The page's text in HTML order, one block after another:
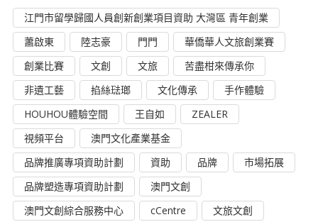
江門市留學歸國人員創新創業項目資助 大灣區 青年創業
蕭啟東
陸志豪 門門
華僑華人文旅創業賽
創業比賽
文創 文旅
苦盡柑來傳承你
非遺工藝
掐絲琺瑯 文化傳承
手作體驗
HOUHOU體驗空間
王自如
ZEALER
視頻平台
澳門文化產業基金
品牌推廣專項資助計劃
資助 品牌
市場拓展
品牌塑造專項資助計劃
澳門文創
澳門文創綜合服務中心
cCentre
文旅文創